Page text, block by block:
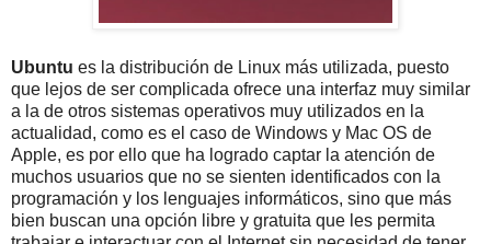
Ubuntu es la distribución de Linux más utilizada, puesto
que lejos de ser complicada ofrece una interfaz muy similar
a la de otros sistemas operativos muy utilizados en la
actualidad, como es el caso de Windows y Mac OS de
Apple, es por ello que ha logrado captar la atención de
muchos usuarios que no se sienten identificados con la
programación y los lenguajes informáticos, sino que más
bien buscan una opción libre y gratuita que les permita